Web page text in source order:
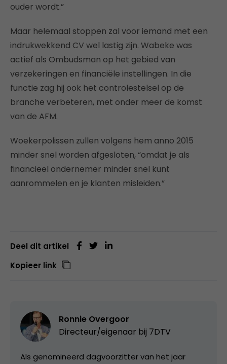
ouder wordt.”
Maar helemaal stoppen zal voor iemand met een
indrukwekkend CV wel lastig zijn. Wabeke was
actief als Ombudsman op het gebied van
verzekeringen en financiële instellingen. In die
functie zag hij ook het controlestelsel op de
branche verbeteren, met onder meer de komst
van de AFM.
Woekerpolissen zullen volgens hem anno 2015
minder snel worden afgesloten, “omdat je als
financieel ondernemer minder snel kunt
aanrommelen en je klanten misleiden.”
Deel dit artikel
Kopieer link
Ronnie Overgoor
Directeur/eigenaar bij 7DTV
Als genomineerd dagvoorzitter van het jaar